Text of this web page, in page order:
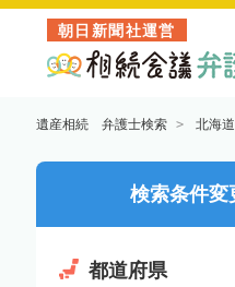
朝日新聞社運営
遺産相続 弁護士検索 北海
検索条件変
都道府県